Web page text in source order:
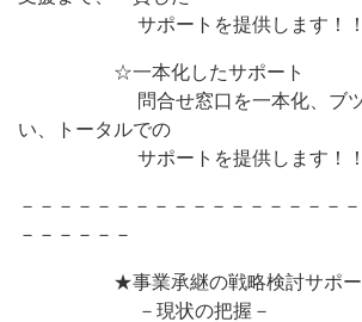
サポートを提供します！！
☆一本化したサポート
問合せ窓口を一本化、ブツ切
い、トータルでの
サポートを提供します！！
－－－－－－－－－－－－－－－－－
－－－－－－
★事業承継の戦略検討サポー
－現状の把握－